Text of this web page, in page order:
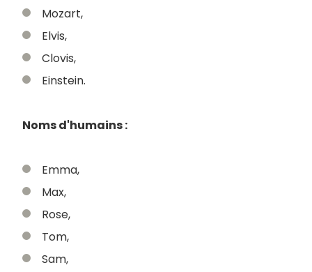
Mozart,
Elvis,
Clovis,
Einstein.
Noms d'humains :
Emma,
Max,
Rose,
Tom,
Sam,